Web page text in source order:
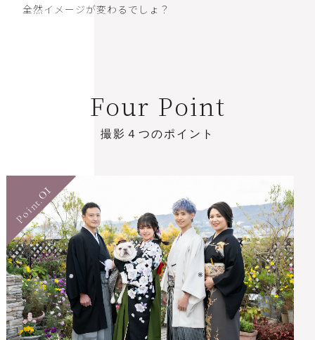
全然イメージが変わるでしょ？
Four Point
撮影 ４ つのポ イ ン ト
Point.
01